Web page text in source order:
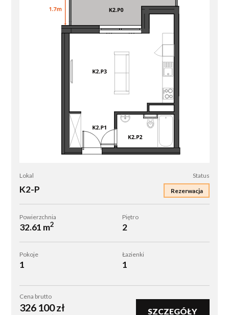
P
Lokal
K2-P
Status
Rezerwacja
Powierzchnia
32.61 m2
Piętro
2
Pokoje
1
Łazienki
1
Cena brutto
326 100zł SZCZEGÓŁY